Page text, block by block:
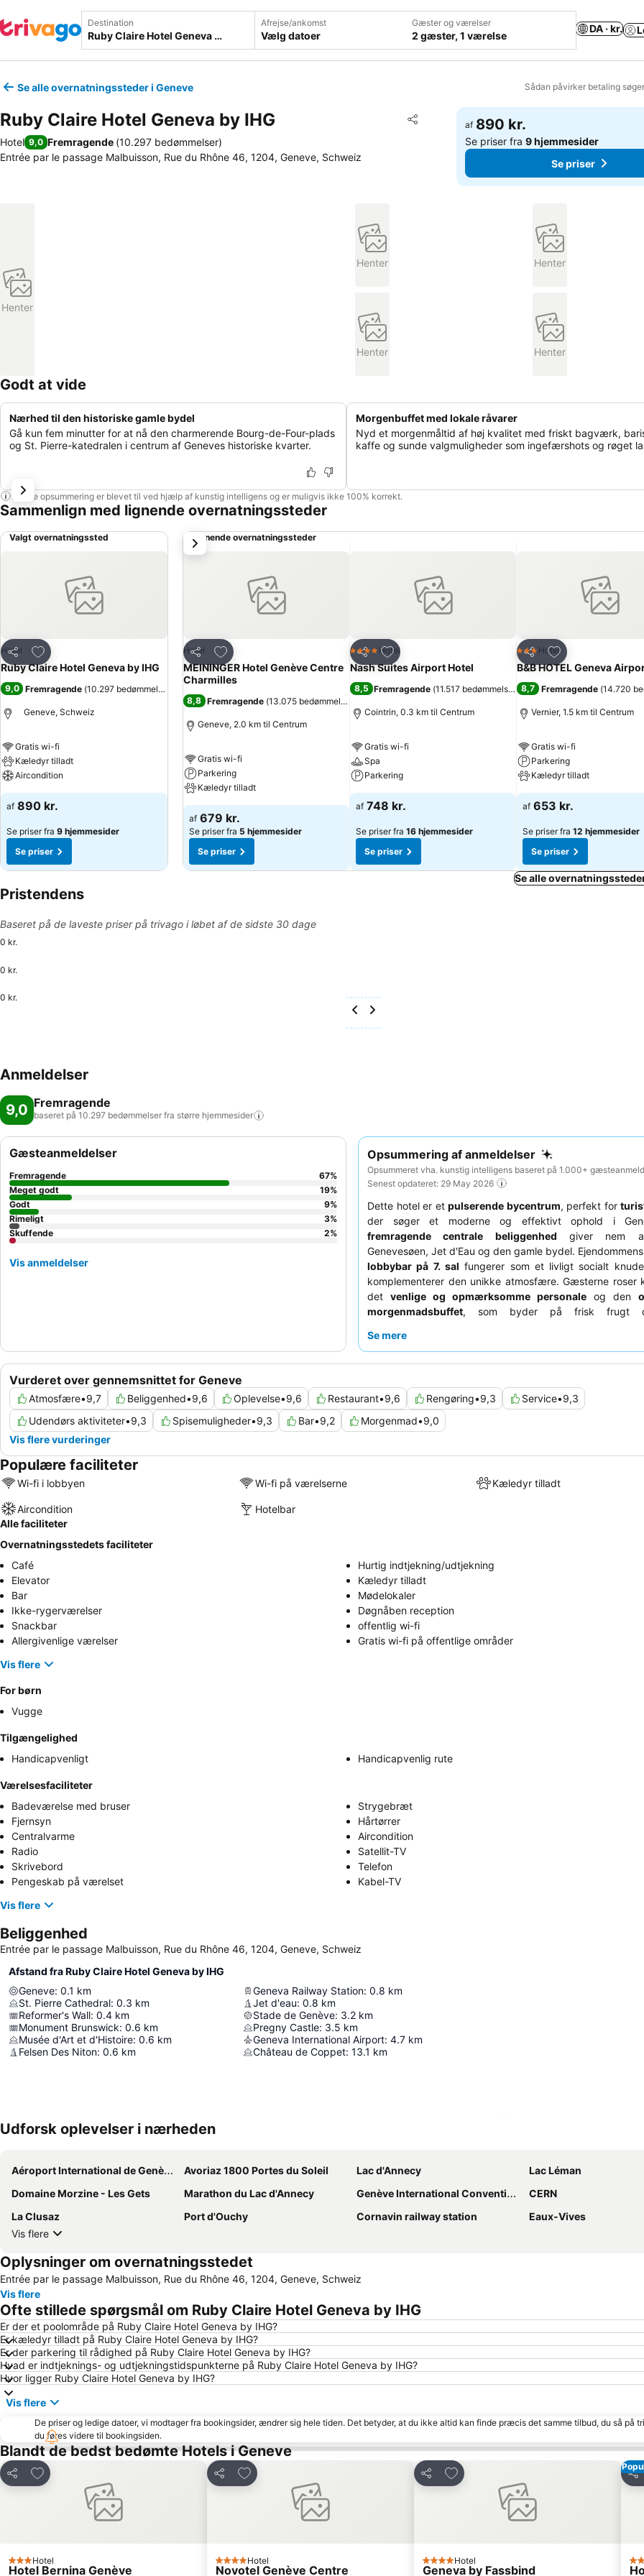
Destination Afrejse/ankomst
Vælg datoer
Gæster og værelser
2 gæster, 1 værelse
DA · kr.
Se alle overnatningssteder i Geneve Sådan påvirker betaling
Ruby Claire Hotel Geneva by IHG Del
Føj til favoritter
Hotel 9,0 Fremragende (10.297 bedømmelser)
Entrée par le passage Malbuisson, Rue du Rhône 46, 1204, Geneve, Schweiz
af 890 kr.
Se priser fra9 hjemmesider
Se priser
Henter
Henter Henter
Henter Henter
Godt at vide
Nærhed til den historiske gamle bydel
Gå kun fem minutter for at nå den charmerende Bourg-de-Four-plads
og St. Pierre-katedralen i centrum af Geneves historiske kvarter.
Morgenbuffet med lokale råvarer
Nyd et morgenmåltid af høj kvalitet med friskt bagværk,
kaffe og sunde valgmuligheder som ingefærshots og røget
Denne opsummering er blevet til ved hjælp af kunstig intelligens og er muligvis ikke 100% korrekt.
Sammenlign med lignende overnatningssteder
Valgt overnatningssted
Del
Føj til favoritter
Hotel
Ruby Claire Hotel Geneva by IHG
9,0 Fremragende (10.297 bedømmelser
Geneve, Schweiz
Gratis wi-fi
Kæledyr tilladt
Aircondition
af 890 kr.
Se priser fra 9 hjemmesider
Se priser
Lignende overnatningssteder
Del
Føj til favoritter
Hotel
MEININGER Hotel Genève Centre
Charmilles
8,8 Fremragende (13.075 bedømmelser
Geneve, 2.0 km til Centrum
Gratis wi-fi
Parkering
Kæledyr tilladt
af 679 kr.
Se priser fra 5 hjemmesider
Se priser
Del
Føj til favoritter
4 StjernerHotel
Nash Suites Airport Hotel
8,5 Fremragende (11.517 bedømmelser )
Cointrin, 0.3 km til Centrum
Gratis wi-fi
Spa
Parkering
af 748 kr.
Se priser fra 16 hjemmesider
Se priser
Del
Føj til favoritter
3 Stjerner
Hotel
B&B HOTEL Geneva
8,7 Fremragende (14.720
Vernier, 1.5 km til Centrum
Gratis wi-fi
Parkering
Kæledyr tilladt
af 653 kr.
Se priser fra 12 hjemmesider
Se priser
næste
Se alle
Pristendens
Baseret på de laveste priser på trivago i løbet af de sidste 30 dage
0 kr.
0 kr.
0 kr.
Anmeldelser
9,0 Fremragende
baseret på 10.297 bedømmelser fra større hjemmesider
Opsummering af anmeldelser
Opsummeret vha. kunstig intelligens baseret på 1.000+
Senest opdateret: 29 May 2026
Dette hotel er et pulserende bycentrum, perfekt for
der søger et moderne og effektivt ophold i
fremragende centrale beliggenhed giver nem
Genevesøen, Jet d'Eau og den gamle bydel. Ejendommens
lobbybar på 7. sal fungerer som et livligt socialt
komplementerer den unikke atmosfære. Gæsterne roser
det venlige og opmærksomme personale og den
morgenmadsbuffet, som byder på frisk frugt
besøgetagbaren
Se mere
Vurderet over gennemsnittet for Geneve
Atmosfære•9,7 Beliggenhed•9,6 Oplevelse•9,6 Restaurant•9,6 Rengøring•9,3 Service•9,3
Udendørs aktiviteter•9,3 Spisemuligheder•9,3 Bar•9,2 Morgenmad•9,0
Vis flere vurderinger
Gæsteanmeldelser
Fremragende 67%
Meget godt
19%
Godt
9%
Rimeligt
3%
Skuffende
2%
Vis anmeldelser
Populære faciliteter
Wi-fi i lobbyen Wi-fi på værelserne Kæledyr tilladt
Aircondition
Hotelbar
Alle faciliteter
Overnatningsstedets faciliteter
Café
Hurtig indtjekning/udtjekning
Elevator
Kæledyr tilladt
Bar
Mødelokaler
Ikke-rygerværelser
Døgnåben reception
Snackbar
offentlig wi-fi
Allergivenlige værelser
Gratis wi-fi på offentlige områder
Vis flere
For børn
Vugge
Tilgængelighed
Handicapvenligt
Handicapvenlig rute
Værelsesfaciliteter
Badeværelse med bruser
Strygebræt
Fjernsyn
Hårtørrer
Centralvarme
Aircondition
Radio
Satellit-TV
Skrivebord
Telefon
Pengeskab på værelset
Kabel-TV
Vis flere
Beliggenhed
Entrée par le passage Malbuisson, Rue du Rhône 46, 1204, Geneve, Schweiz
Afstand fra Ruby Claire Hotel Geneva by IHG
Geneve: 0.1 km
St. Pierre Cathedral: 0.3 km
Reformer's Wall: 0.4 km
Monument Brunswick: 0.6 km
Musée d'Art et d'Histoire: 0.6 km
Felsen Des Niton: 0.6 km
Geneva Railway Station: 0.8 km
Jet d'eau: 0.8 km
Stade de Genève: 3.2 km
Pregny Castle: 3.5 km
Geneva International Airport: 4.7 km
Château de Coppet: 13.1 km
Udforsk oplevelser i nærheden
Aéroport International de Genève - Geneva International Airport Avoriaz 1800 Portes du Soleil Lac d'Annecy
Lac Léman
Domaine Morzine - Les Gets
Marathon du Lac d'Annecy Genève International Convention Centre
CERN
La Clusaz
Port d'Ouchy Cornavin railway station
Eaux-Vives
Vis flere
Oplysninger om overnatningsstedet
Entrée par le passage Malbuisson, Rue du Rhône 46, 1204, Geneve, Schweiz
Vis flere
Ofte stillede spørgsmål om Ruby Claire Hotel Geneva by IHG
Er der et poolområde på Ruby Claire Hotel Geneva by IHG?
Er kæledyr tilladt på Ruby Claire Hotel Geneva by IHG?
Er der parkering til rådighed på Ruby Claire Hotel Geneva by IHG?
Hvad er indtjeknings- og udtjekningstidspunkterne på Ruby Claire Hotel Geneva by IHG?
Hvor ligger Ruby Claire Hotel Geneva by IHG?
Vis flere
De priser og ledige datoer, vi modtager fra bookingsider, ændrer sig hele tiden. Det betyder, at du ikke altid kan finde præcis det samme tilbud, du så på
du føres videre til bookingsiden.
Blandt de bedst bedømte Hotels i Geneve
Del
Føj til favoritter
3 Stjerner
Hotel
Hotel Bernina Genève
Del
Føj til favoritter
4 Stjerner
Hotel
Novotel Genève Centre
Del
Føj til favoritter
4 Stjerner
Hotel
Geneva by Fassbind
Del
2